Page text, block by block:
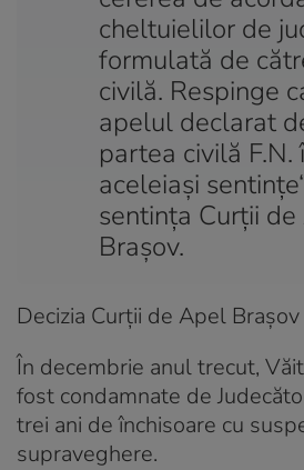
cheltuielilor de
formulată de
civilă. Respinge
apelul declarat
partea civilă F.N.
aceleiaşi
sentinţa Curţii
Braşov.
Decizia Curții de Apel
În decembrie anul trecut,
fost condamnate de
trei ani de închisoare cu
supraveghere.